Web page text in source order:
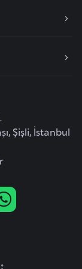
Şişli, İstanbul